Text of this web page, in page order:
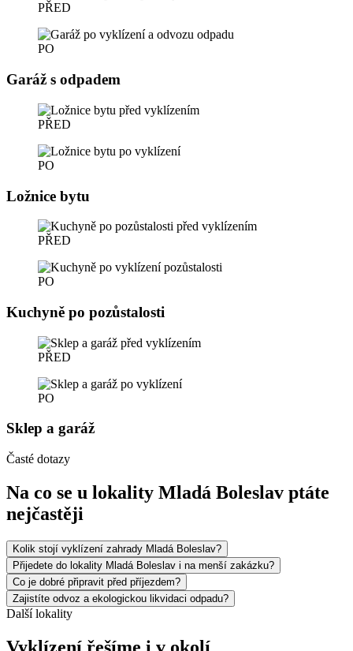
PŘED
PO
Garáž s odpadem
PŘED
PO
Ložnice bytu
PŘED
PO
Kuchyně po pozůstalosti
PŘED
PO
Sklep a garáž
Časté dotazy
Na co se u lokality Mladá Boleslav ptáte
nejčastěji
Kolik stojí vyklízení zahrady Mladá Boleslav?
Přijedete do lokality Mladá Boleslav i na menší zakázku?
Co je dobré připravit před příjezdem?
Zajistíte odvoz a ekologickou likvidaci odpadu?
Další lokality